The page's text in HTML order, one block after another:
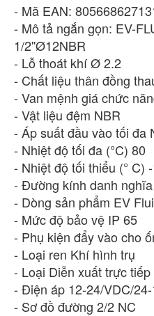
- Mã EAN:
- Mô tả ngắn gọn: EV-
1/2''Ø12NBR
- Lỗ thoát khí Ø 2.2
- Chất liệu thân đồng
- Van mệnh giá chức
- Vật liệu đệm NBR
- Áp suất đầu vào tối đa
- Nhiệt độ tối đa (°C) 80
- Nhiệt độ tối thiểu (° C)
- Đường kính danh
- Dòng sản phẩm EV
- Mức độ bảo vệ IP 65
- Phụ kiện đẩy vào cho
- Loại ren Khí hình trụ
- Loại Diễn xuất trực tiếp
- Điện áp 12-24/VDC/
- Sơ đồ đường 2/2 NC